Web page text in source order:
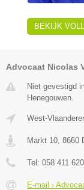
BEKIJK
Advocaat Nicolas
Niet gevestigd
Henegouwen.
West-
Markt 10 8660
Tel: 058 411 620
E-mail ›